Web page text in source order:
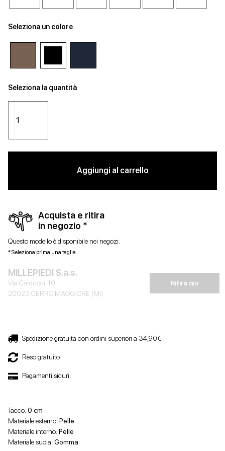
Seleziona un colore
Seleziona la quantità
Aggiungi al carrello
Acquista e ritira
in negozio *
Questo modello è disponibile nei negozi:
* Seleziona prima una taglia
MILLEPIEDI S.a.s.
Via Carducci, 10
20023 CERRO MAGGIORE (MI)
Ritira qui
Spedizione gratuita con ordini superiori a 34,90€
Reso gratuito
Pagamenti sicuri
Tacco:0 cm
Materiale esterno:Pelle
Materiale interno:Pelle
Materiale suola:Gomma